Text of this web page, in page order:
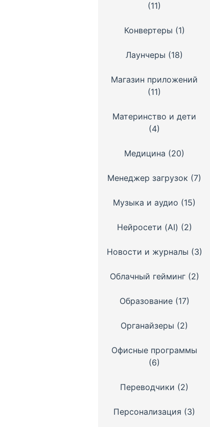
(11)
Конвертеры (1)
Лаунчеры (18)
Магазин приложений
(11)
Материнство и дети
(4)
Медицина (20)
Менеджер загрузок (7)
Музыка и аудио (15)
Нейросети (AI) (2)
Новости и журналы (3)
Облачный гейминг(2)
Образование(17)
Органайзеры (2)
Офисные программы
(6)
Переводчики (2)
Персонализация (3)